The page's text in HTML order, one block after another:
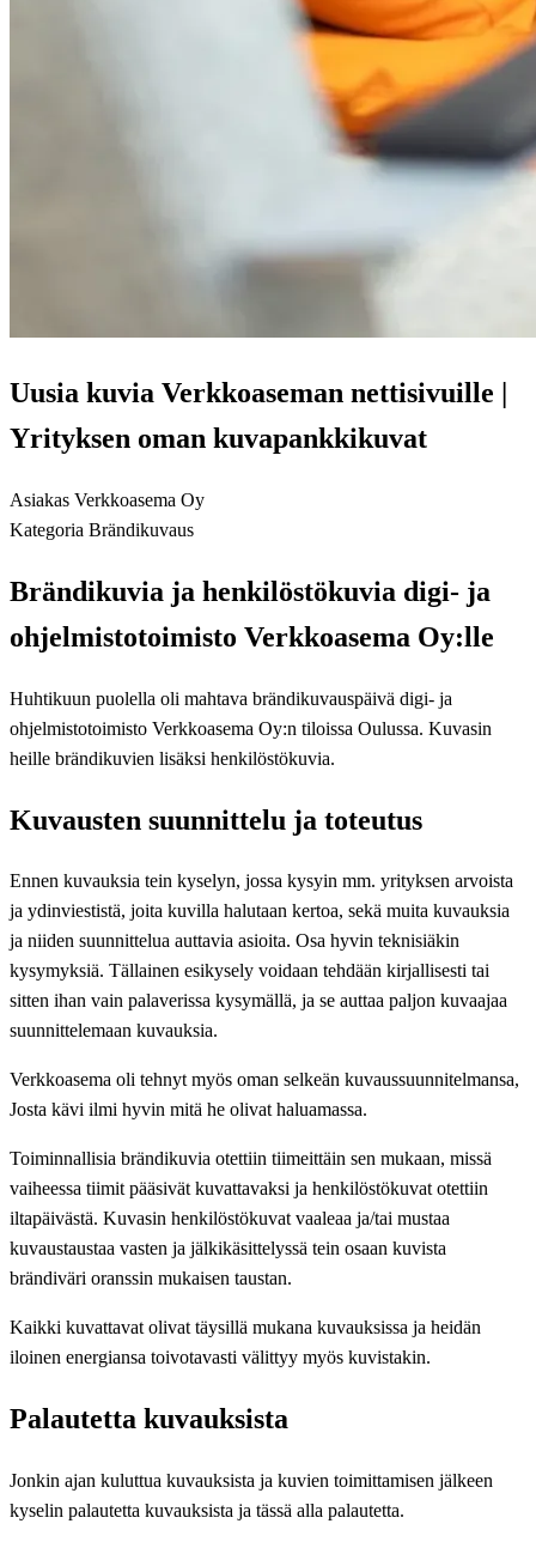
Uusia kuvia Verkkoaseman nettisivuille |
Yrityksen oman kuvapankkikuvat
Asiakas Verkkoasema Oy
Kategoria Brändikuvaus
Brändikuvia ja henkilöstökuvia digi- ja
ohjelmistotoimisto Verkkoasema Oy:lle
Huhtikuun puolella oli mahtava brändikuvauspäivä digi- ja
ohjelmistotoimisto Verkkoasema Oy:n tiloissa Oulussa. Kuvasin
heille brändikuvien lisäksi henkilöstökuvia.
Kuvausten suunnittelu ja toteutus
Ennen kuvauksia tein kyselyn, jossa kysyin mm. yrityksen arvoista
ja ydinviestistä, joita kuvilla halutaan kertoa, sekä muita kuvauksia
ja niiden suunnittelua auttavia asioita. Osa hyvin teknisiäkin
kysymyksiä. Tällainen esikysely voidaan tehdään kirjallisesti tai
sitten ihan vain palaverissa kysymällä, ja se auttaa paljon kuvaajaa
suunnittelemaan kuvauksia.
Verkkoasema oli tehnyt myös oman selkeän kuvaussuunnitelmansa,
Josta kävi ilmi hyvin mitä he olivat haluamassa.
Toiminnallisia brändikuvia otettiin tiimeittäin sen mukaan, missä
vaiheessa tiimit pääsivät kuvattavaksi ja henkilöstökuvat otettiin
iltapäivästä. Kuvasin henkilöstökuvat vaaleaa ja/tai mustaa
kuvaustaustaa vasten ja jälkikäsittelyssä tein osaan kuvista
brändiväri oranssin mukaisen taustan.
Kaikki kuvattavat olivat täysillä mukana kuvauksissa ja heidän
iloinen energiansa toivotavasti välittyy myös kuvistakin.
Palautetta kuvauksista
Jonkin ajan kuluttua kuvauksista ja kuvien toimittamisen jälkeen
kyselin palautetta kuvauksista ja tässä alla palautetta.